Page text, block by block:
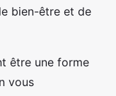
bien-être et de
être une forme
vous